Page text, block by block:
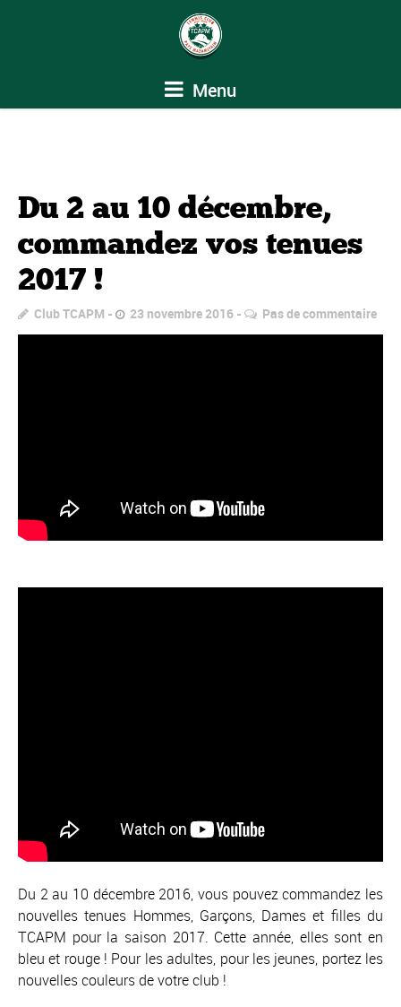
Menu
Du 2 au 10 décembre,
commandez vos tenues
2017 !
Club TCAPM 23 novembre 2016 Pas de commentaire
Du 2 au 10 décembre 2016, vous pouvez commandez les
nouvelles tenues Hommes, Garçons, Dames et filles du
TCAPM pour la saison 2017. Cette année, elles sont en
bleu et rouge ! Pour les adultes, pour les jeunes, portez les
nouvelles couleurs de votre club !